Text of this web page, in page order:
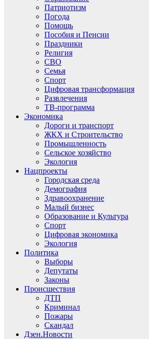
Патриотизм
Погода
Помощь
Пособия и Пенсии
Праздники
Религия
СВО
Семья
Спорт
Цифровая трансформация
Развлечения
ТВ-программа
Экономика
Дороги и транспорт
ЖКХ и Строительство
Промышленность
Сельское хозяйство
Экология
Нацпроекты
Городская среда
Демография
Здравоохранение
Малый бизнес
Образование и Культура
Спорт
Цифровая экономика
Экология
Политика
Выборы
Депутаты
Законы
Происшествия
ДТП
Криминал
Пожары
Скандал
Дзен.Новости